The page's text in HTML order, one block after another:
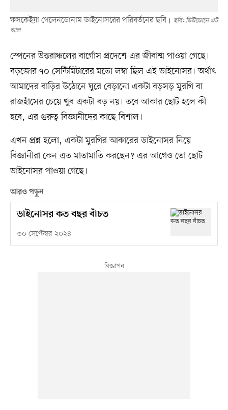
ফসকেইয়া পেলেনডোনাম ডাইনোসরের পরিবর্তনের ছবি
ছবি: ডিউডোনে এট
আল
স্পেনের উত্তরাঞ্চলের বার্গোস প্রদেশে এর জীবাশ্ম পাওয়া গেছে।
বড়জোর ৭০ সেন্টিমিটারের মতো লম্বা ছিল এই ডাইনোসর। অর্থাৎ
আমাদের বাড়ির উঠোনে ঘুরে বেড়ানো একটা বড়সড় মুরগি বা
রাজহাঁসের চেয়ে খুব একটা বড় নয়। তবে আকার ছোট হলে কী
হবে, এর গুরুত্ব বিজ্ঞানীদের কাছে বিশাল।
এখন প্রশ্ন হলো, একটা মুরগির আকারের ডাইনোসর নিয়ে
বিজ্ঞানীরা কেন এত মাতামাতি করছেন? এর আগেও তো ছোট
ডাইনোসর পাওয়া গেছে।
আরও পড়ুন
ডাইনোসর কত বছর বাঁচত
৩০ সেপ্টেম্বর ২০২৪